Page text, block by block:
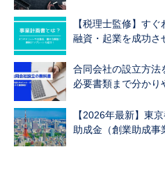
【税理士監修】す
融資・起業を成功さ
合同会社の設立方法
必要書類まで分かり
【2026年最新】東
助成金（創業助成事